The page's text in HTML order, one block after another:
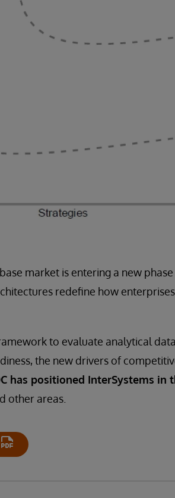
market is entering a new
redefine how
to evaluate analytical
the new drivers of
has positioned InterSystems in
other areas.